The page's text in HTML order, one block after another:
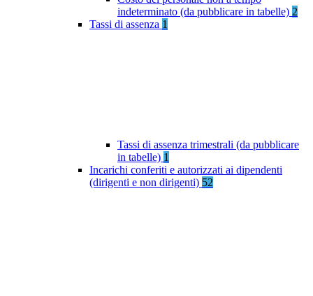
indeterminato (da pubblicare in tabelle) 2
Tassi di assenza 1
Tassi di assenza trimestrali (da pubblicare
in tabelle) 1
Incarichi conferiti e autorizzati ai dipendenti
(dirigenti e non dirigenti) 52